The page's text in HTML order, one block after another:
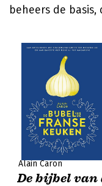
beheers de
Alain Caron
De bijbel van